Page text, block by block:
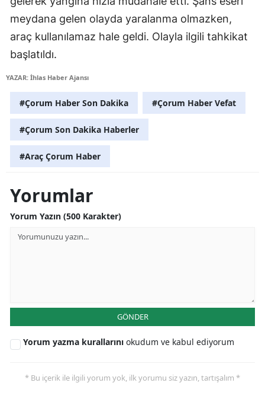
Ordu
Rize
Samsun
Van
Zonguldak
meydana gelen olayda yaralanma olmazken,
araç kullanılamaz hale geldi. Olayla ilgili tahkikat
başlatıldı.
YAZAR: İhlas Haber Ajansı
#Çorum Haber Son Dakika #Çorum Haber Vefat
#Çorum Son Dakika Haberler
#Araç Çorum Haber
Yorumlar
Yorum Yazın (500 Karakter)
GÖNDER
Yorum yazma kurallarını okudum ve kabul ediyorum
* Bu içerik ile ilgili yorum yok, ilk yorumu siz yazın, tartışalım *